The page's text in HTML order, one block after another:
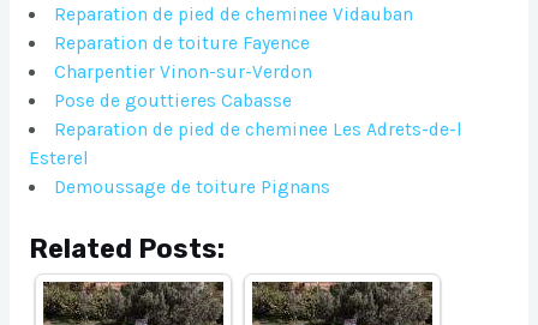
Reparation de pied de cheminee Vidauban
Reparation de toiture Fayence
Charpentier Vinon-sur-Verdon
Pose de gouttieres Cabasse
Reparation de pied de cheminee Les Adrets-de-l
Esterel
Demoussage de toiture Pignans
Related Posts: